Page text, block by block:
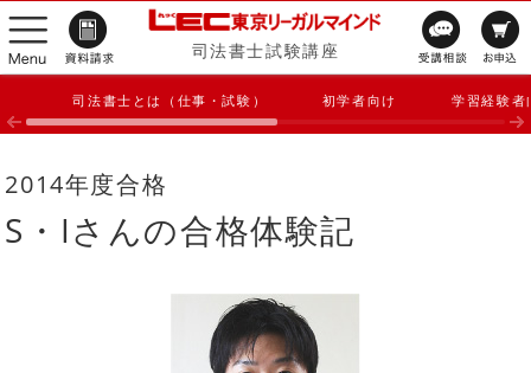
司法書士試験講座
司法書士とは（仕事・試験） 初学者向け 学習経験者
2014年度合格
S・Iさんの合格体験記